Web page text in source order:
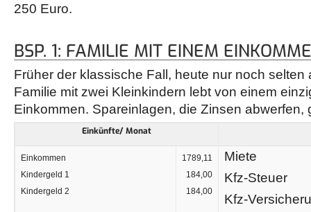
250 Euro.
BSP. 1: FAMILIE MIT EINEM
Früher der klassische Fall, heute nur noch selten
Familie mit zwei Kleinkindern lebt von einem
Einkommen. Spareinlagen, die Zinsen abwerfen,
Einkünfte/ Monat
Einkommen
Kindergeld 1
Kindergeld 2
1789,11
184,00
184,00
Miete
Kfz-Steuer
Kfz-